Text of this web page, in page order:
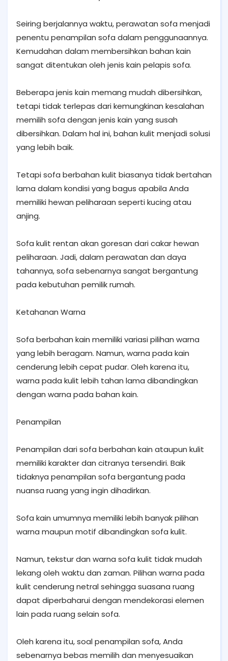
Seiring berjalannya waktu, perawatan sofa menjadi
penentu penampilan sofa dalam penggunaannya.
Kemudahan dalam membersihkan bahan kain
sangat ditentukan oleh jenis kain pelapis sofa.
Beberapa jenis kain memang mudah dibersihkan,
tetapi tidak terlepas dari kemungkinan kesalahan
memilih sofa dengan jenis kain yang susah
dibersihkan. Dalam hal ini, bahan kulit menjadi solusi
yang lebih baik.
Tetapi sofa berbahan kulit biasanya tidak bertahan
lama dalam kondisi yang bagus apabila Anda
memiliki hewan peliharaan seperti kucing atau
anjing.
Sofa kulit rentan akan goresan dari cakar hewan
peliharaan. Jadi, dalam perawatan dan daya
tahannya, sofa sebenarnya sangat bergantung
pada kebutuhan pemilik rumah.
Ketahanan Warna
Sofa berbahan kain memiliki variasi pilihan warna
yang lebih beragam. Namun, warna pada kain
cenderung lebih cepat pudar. Oleh karena itu,
warna pada kulit lebih tahan lama dibandingkan
dengan warna pada bahan kain.
Penampilan
Penampilan dari sofa berbahan kain ataupun kulit
memiliki karakter dan citranya tersendiri. Baik
tidaknya penampilan sofa bergantung pada
nuansa ruang yang ingin dihadirkan.
Sofa kain umumnya memiliki lebih banyak pilihan
warna maupun motif dibandingkan sofa kulit.
Namun, tekstur dan warna sofa kulit tidak mudah
lekang oleh waktu dan zaman. Pilihan warna pada
kulit cenderung netral sehingga suasana ruang
dapat diperbaharui dengan mendekorasi elemen
lain pada ruang selain sofa.
Oleh karena itu, soal penampilan sofa, Anda
sebenarnya bebas memilih dan menyesuaikan